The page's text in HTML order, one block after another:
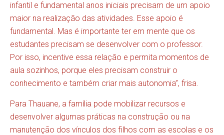
infantil e fundamental anos iniciais precisam de um apoio
maior na realização das atividades. Esse apoio é
fundamental. Mas é importante ter em mente que os
estudantes precisam se desenvolver com o professor.
Por isso, incentive essa relação e permita momentos de
aula sozinhos, porque eles precisam construir o
conhecimento e também criar mais autonomia”, frisa.
Para Thauane, a família pode mobilizar recursos e
desenvolver algumas práticas na construção ou na
manutenção dos vínculos dos filhos com as escolas e os